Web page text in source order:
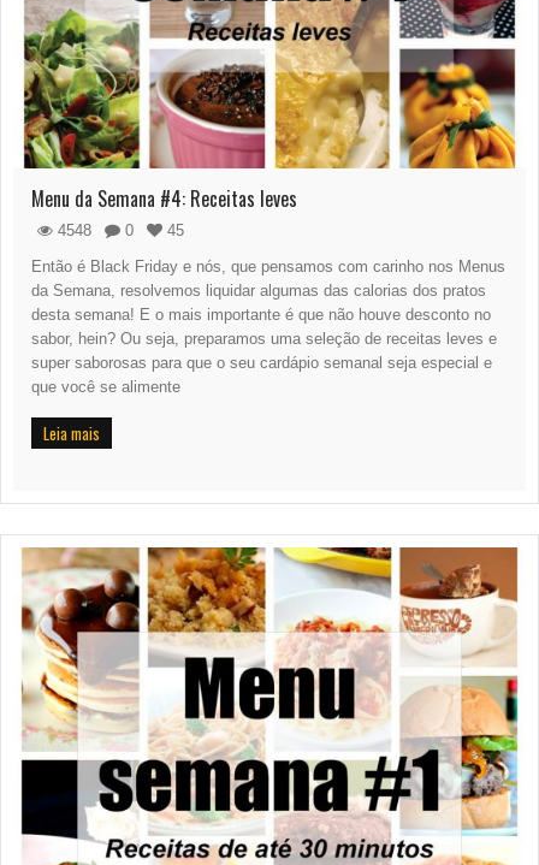
Menu da Semana #4: Receitas leves
4548 0
45
Então é Black Friday e nós, que pensamos com carinho nos Menus
da Semana, resolvemos liquidar algumas das calorias dos pratos
desta semana! E o mais importante é que não houve desconto no
sabor, hein? Ou seja, preparamos uma seleção de receitas leves e
super saborosas para que o seu cardápio semanal seja especial e
que você se alimente
Leia mais